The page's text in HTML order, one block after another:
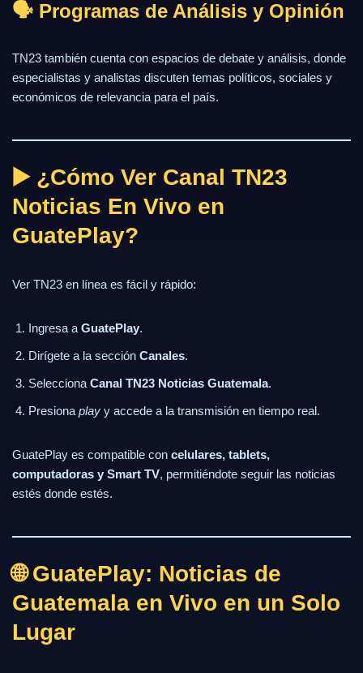
🗣️ Programas de Análisis y Opinión
TN23 también cuenta con espacios de debate y análisis, donde
especialistas y analistas discuten temas políticos, sociales y
económicos de relevancia para el país.
▶️ ¿Cómo Ver Canal TN23
Noticias En Vivo en
GuatePlay?
Ver TN23 en línea es fácil y rápido:
Ingresa a GuatePlay.
Dirígete a la sección Canales.
Selecciona Canal TN23 Noticias Guatemala.
Presiona play y accede a la transmisión en tiempo real.
GuatePlay es compatible con celulares, tablets,
computadoras y Smart TV, permitiéndote seguir las noticias
estés donde estés.
🌐 GuatePlay: Noticias de
Guatemala en Vivo en un Solo
Lugar